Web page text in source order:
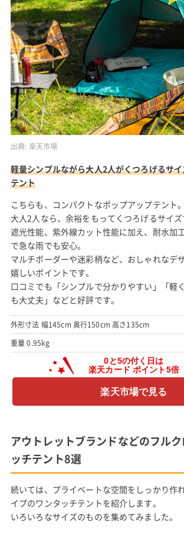
出典: 楽天市場
軽量シンプルながら大人2人がくつろげるサ
テント
こちらも、コンパクトなポップアップテント。
大人2人なら、余裕をもってくつろげるサイズ
遮光性能、紫外線カット性能に加え、耐水加
で急な雨でも安心。
マルチボーダーや迷彩柄など、おしゃれなデ
嬉しいポイントです。
口コミでも「シンプルで分かりやすい」「軽
も大丈夫」などと好評です。
外形寸法 幅145cm 奥行150cm 高さ135cm
重量 0.95kg
楽天市場で見る
アウトレットブランドなどのフル
ッチテント8選
続いては、プライベートな空間をしっかり作
イプのワンタッチテントを紹介します。
いろいろなサイズのものを集めてみました。